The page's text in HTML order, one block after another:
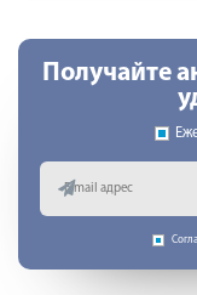
Получайте